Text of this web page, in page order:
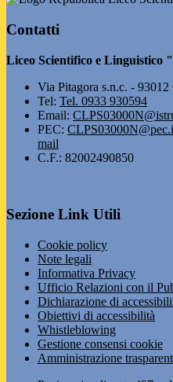
Contatti
Liceo Scientifico e Linguistico
Via Pitagora s.n.c. -
Tel: Tel. 0933 930594
Email:
PEC:
mail
C.F.: 82002490850
Sezione Link Utili
Cookie policy
Note legali
Informativa Privacy
Ufficio Relazioni con il
Dichiarazione di
Obiettivi di accessibilità
Whistleblowing
Gestione consensi cookie
Amministrazione